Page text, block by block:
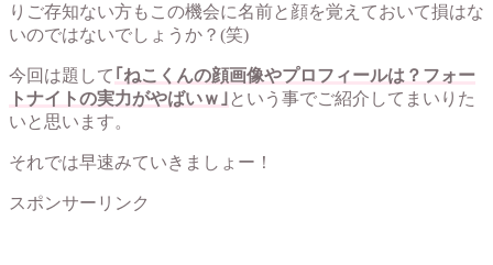
りご存知ない方もこの機会に名前と顔を覚えておいて損はな
いのではないでしょうか？(笑)
今回は題して ｢ねこくんの顔画像やプロフィールは？フォー
トナイトの実力がやばいｗ｣ という事でご紹介してまいりた
いと思います。
それでは早速みていきましょー！
スポンサーリンク